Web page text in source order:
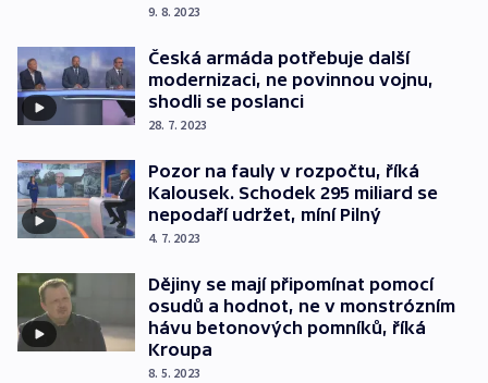
9. 8. 2023
Česká armáda potřebuje další
modernizaci, ne povinnou vojnu,
shodli se poslanci
28. 7. 2023
Pozor na fauly v rozpočtu, říká
Kalousek. Schodek 295 miliard se
nepodaří udržet, míní Pilný
4. 7. 2023
Dějiny se mají připomínat pomocí
osudů a hodnot, ne v monstrózním
hávu betonových pomníků, říká
Kroupa
8. 5. 2023